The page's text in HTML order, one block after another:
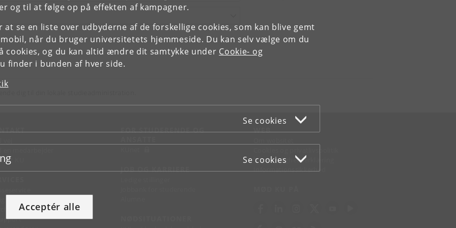
og til at følge op på effekten af kampagner.
at se en liste over udbyderne af de forskellige cookies, som kan blive gemt
når du bruger universitetets hjemmeside. Du kan selv vælge om du
cookies, og du kan altid ændre dit samtykke under Cookie- og
finder i bunden af hver side.
Se cookies
Se cookies
Acceptér alle
KU
FOR STUDERENDE OG
JOB OG KARRIERE
WEB
Tilgængelighedserklæring
Informationssikkerhed